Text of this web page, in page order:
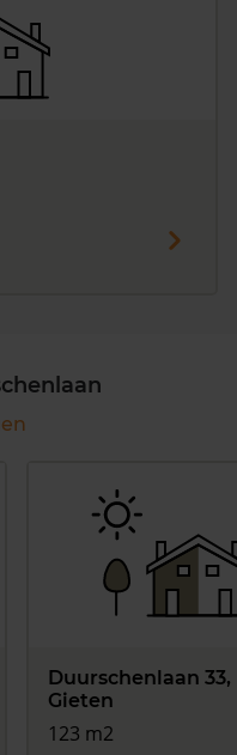
Duurschenlaan 33,
Gieten
123 m2